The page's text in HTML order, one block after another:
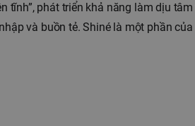
tĩnh”, phát triển khả năng làm dịu
và buồn tẻ. Shiné là một phần